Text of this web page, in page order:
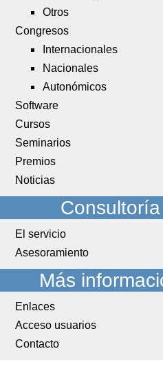
Otros
Congresos
Internacionales
Nacionales
Autonómicos
Software
Cursos
Seminarios
Premios
Noticias
Consultoría
El servicio
Asesoramiento
Más
Enlaces
Acceso usuarios
Contacto